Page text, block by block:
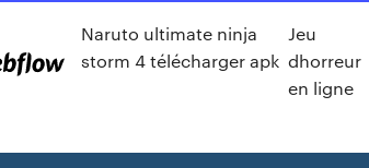
Naruto ultimate ninja
storm 4 télécharger apk
Jeu
dhorreur
en ligne